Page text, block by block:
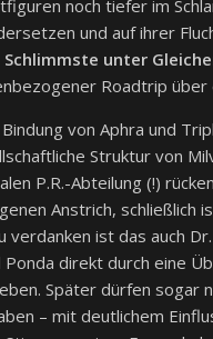
noch tiefer im
und auf ihrer
unter
Roadtrip
von Aphra und
Struktur von
P.R.-Abteilung (!)
Anstrich, schließlich
verdanken ist das auch
direkt durch eine
Später dürfen sogar
– mit deutlichem